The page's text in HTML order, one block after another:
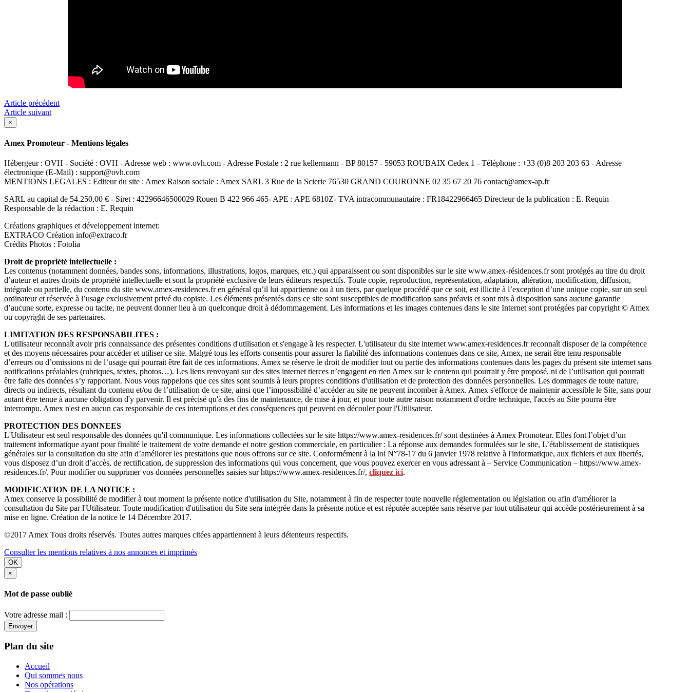
Article précédent
Article suivant
×
Amex Promoteur - Mentions légales
Hébergeur : OVH - Société : OVH - Adresse web : www.ovh.com - Adresse Postale : 2 rue kellermann - BP 80157 - 59053 ROUBAIX Cedex 1 - Téléphone : +33 (0)8 203 203 63 - Adresse
électronique (E-Mail) : support@ovh.com
MENTIONS LEGALES : Editeur du site : Amex Raison sociale : Amex SARL 3 Rue de la Scierie 76530 GRAND COURONNE 02 35 67 20 76 contact@amex-ap.fr
SARL au capital de 54.250,00 € - Siret : 42296646500029 Rouen B 422 966 465- APE : APE 6810Z- TVA intracommunautaire : FR18422966465 Directeur de la publication : E. Requin
Responsable de la rédaction : E. Requin
Créations graphiques et développement internet:
EXTRACO Création info@extraco.fr
Crédits Photos : Fotolia
Droit de propriété intellectuelle :
Les contenus (notamment données, bandes sons, informations, illustrations, logos, marques, etc.) qui apparaissent ou sont disponibles sur le site www.amex-résidences.fr sont protégés au titre du droit
d’auteur et autres droits de propriété intellectuelle et sont la propriété exclusive de leurs éditeurs respectifs. Toute copie, reproduction, représentation, adaptation, altération, modification, diffusion,
intégrale ou partielle, du contenu du site www.amex-residences.fr en général qu’il lui appartienne ou à un tiers, par quelque procédé que ce soit, est illicite à l’exception d’une unique copie, sur un seul
ordinateur et réservée à l’usage exclusivement privé du copiste. Les éléments présentés dans ce site sont susceptibles de modification sans préavis et sont mis à disposition sans aucune garantie
d’aucune sorte, expresse ou tacite, ne peuvent donner lieu à un quelconque droit à dédommagement. Les informations et les images contenues dans le site Internet sont protégées par copyright © Amex
ou copyright de ses partenaires.
LIMITATION DES RESPONSABILITES :
L'utilisateur reconnaît avoir pris connaissance des présentes conditions d'utilisation et s'engage à les respecter. L'utilisateur du site internet www.amex-residences.fr reconnaît disposer de la compétence
et des moyens nécessaires pour accéder et utiliser ce site. Malgré tous les efforts consentis pour assurer la fiabilité des informations contenues dans ce site, Amex, ne serait être tenu responsable
d’erreurs ou d’omissions ni de l’usage qui pourrait être fait de ces informations. Amex se réserve le droit de modifier tout ou partie des informations contenues dans les pages du présent site internet sans
notifications préalables (rubriques, textes, photos…). Les liens renvoyant sur des sites internet tierces n’engagent en rien Amex sur le contenu qui pourrait y être proposé, ni de l’utilisation qui pourrait
être faite des données s’y rapportant. Nous vous rappelons que ces sites sont soumis à leurs propres conditions d'utilisation et de protection des données personnelles. Les dommages de toute nature,
directs ou indirects, résultant du contenu et/ou de l’utilisation de ce site, ainsi que l’impossibilité d’accéder au site ne peuvent incomber à Amex. Amex s'efforce de maintenir accessible le Site, sans pour
autant être tenue à aucune obligation d'y parvenir. Il est précisé qu'à des fins de maintenance, de mise à jour, et pour toute autre raison notamment d'ordre technique, l'accès au Site pourra être
interrompu. Amex n'est en aucun cas responsable de ces interruptions et des conséquences qui peuvent en découler pour l'Utilisateur.
PROTECTION DES DONNEES
L'Utilisateur est seul responsable des données qu'il communique. Les informations collectées sur le site https://www.amex-residences.fr/ sont destinées à Amex Promoteur. Elles font l’objet d’un
traitement informatique ayant pour finalité le traitement de votre demande et notre gestion commerciale, en particulier : La réponse aux demandes formulées sur le site, L’établissement de statistiques
générales sur la consultation du site afin d’améliorer les prestations que nous offrons sur ce site. Conformément à la loi N°78-17 du 6 janvier 1978 relative à l'informatique, aux fichiers et aux libertés,
vous disposez d’un droit d’accès, de rectification, de suppression des informations qui vous concernent, que vous pouvez exercer en vous adressant à – Service Communication – https://www.amex-
residences.fr/. Pour modifier ou supprimer vos données personnelles saisies sur https://www.amex-residences.fr/, cliquez ici.
MODIFICATION DE LA NOTICE :
Amex conserve la possibilité de modifier à tout moment la présente notice d'utilisation du Site, notamment à fin de respecter toute nouvelle réglementation ou législation ou afin d'améliorer la
consultation du Site par l'Utilisateur. Toute modification d'utilisation du Site sera intégrée dans la présente notice et est réputée acceptée sans réserve par tout utilisateur qui accède postérieurement à sa
mise en ligne. Création de la notice le 14 Décembre 2017.
©2017 Amex Tous droits réservés. Toutes autres marques citées appartiennent à leurs détenteurs respectifs.
Consulter les mentions relatives à nos annonces et imprimés
OK
×
Mot de passe oublié
Votre adresse mail :
Envoyer
Plan du site
Accueil
Qui sommes nous
Nos opérations